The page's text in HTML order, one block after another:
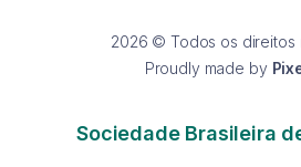
2026 © Todos os direitos
Proudly made by
Sociedade Brasileira